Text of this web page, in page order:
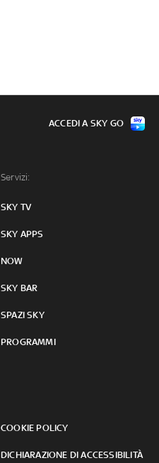
Servizi:
SKY TV
SKY APPS
NOW
SKY BAR
SPAZI SKY
PROGRAMMI
COOKIE POLICY
DICHIARAZIONE DI ACCESSIBILITÀ
ACCEDI A SKY GO